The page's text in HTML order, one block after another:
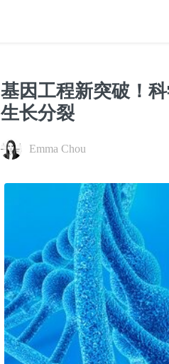
基因工程新突破！
生长分裂
Emma Chou